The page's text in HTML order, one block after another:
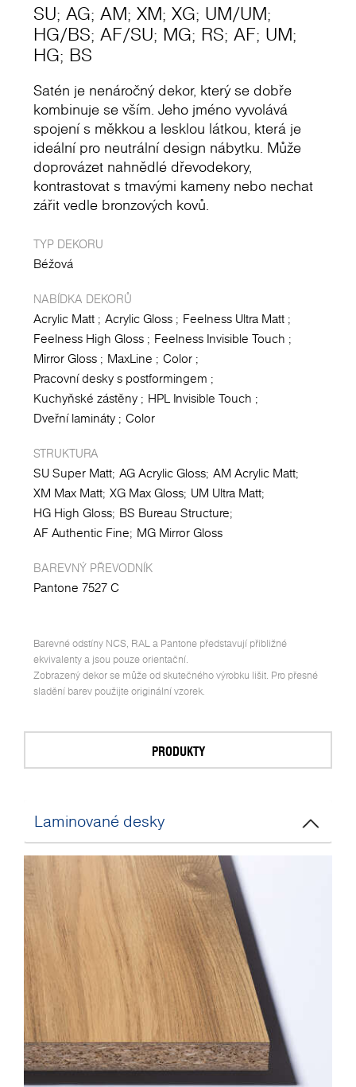
SU; AG; AM; XM; XG; UM/UM;
HG/BS; AF/SU; MG; RS; AF; UM;
HG; BS
Satén je nenáročný dekor, který se dobře
kombinuje se vším. Jeho jméno vyvolává
spojení s měkkou a lesklou látkou, která je
ideální pro neutrální design nábytku. Může
doprovázet nahnědlé dřevodekory,
kontrastovat s tmavými kameny nebo nechat
zářit vedle bronzových kovů.
TYP DEKORU
Béžová
NABÍDKA DEKORŮ
Acrylic Matt Acrylic Gloss
Feelness Ultra Matt
Feelness High Gloss
Feelness Invisible Touch
Mirror Gloss
MaxLine
Color
Pracovní desky s postformingem
Kuchyňské zástěny
HPL Invisible Touch
Dveřní lamináty
Color
STRUKTURA
SU Super Matt AG Acrylic Gloss AM Acrylic Matt
XM Max Matt XG Max Gloss UM Ultra Matt
HG High Gloss BS Bureau Structure
AF Authentic Fine MG Mirror Gloss
BAREVNÝ PŘEVODNÍK
Pantone 7527 C
Barevné odstíny NCS, RAL a Pantone představují přibližné
ekvivalenty a jsou pouze orientační.
Zobrazený dekor se může od skutečného výrobku lišit. Pro přesné
sladění barev použijte originální vzorek.
PRODUKTY
Laminované desky